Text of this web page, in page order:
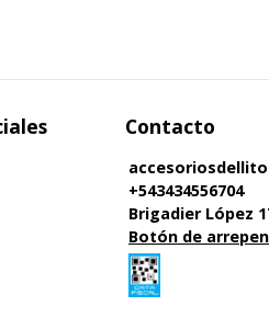
Contacto
+543434556704
Brigadier López
Botón de